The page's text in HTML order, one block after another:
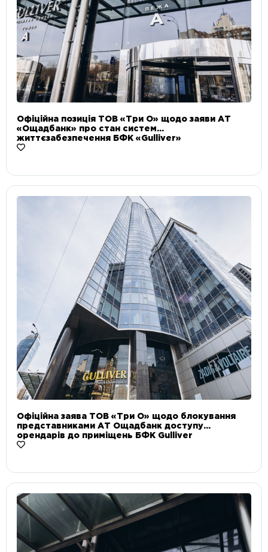
Офіційна позиція ТОВ «Три О» щодо заяви АТ
«Ощадбанк» про стан систем
життєзабезпечення БФК «Gulliver»
Офіційна заява ТОВ «Три О» щодо блокування
представниками АТ Ощадбанк доступу
орендарів до приміщень БФК Gulliver